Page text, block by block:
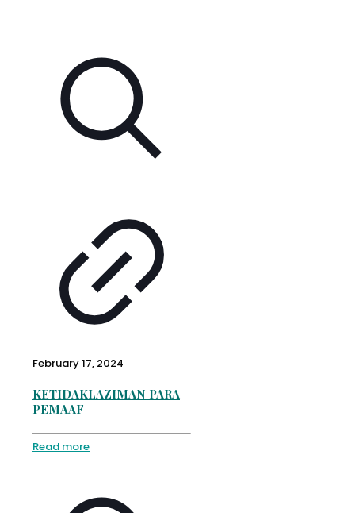
February 17, 2024
KETIDAKLAZIMAN PARA
PEMAAF
Read more